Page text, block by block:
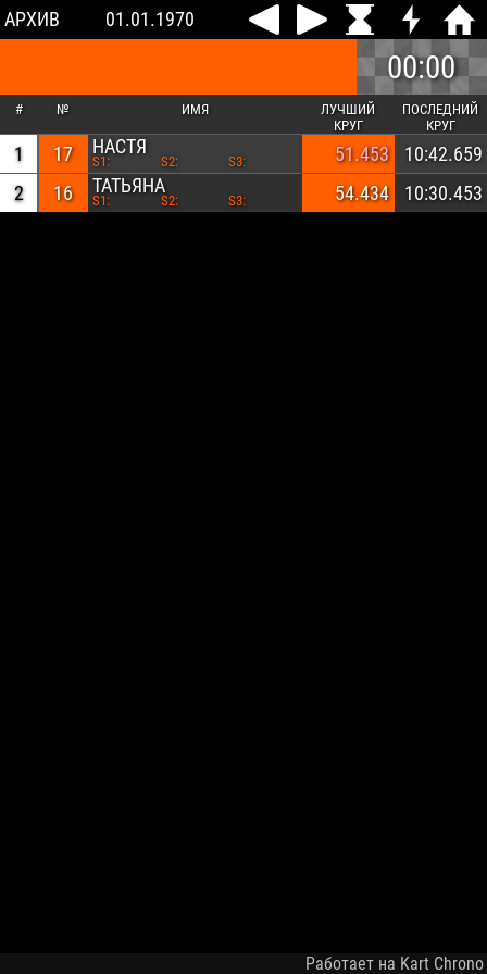
АРХИВ 01.01.1970
00:00
# № ИМЯ
ЛУЧШИЙ
КРУГ
ПОСЛЕДНИЙ
КРУГ
1 17 НАСТЯ
S1: S2: S3: 51.453
10:42.659
2
16 ТАТЬЯНА
S1: S2: S3: 54.434 10:30.453
Работает на Kart Chrono